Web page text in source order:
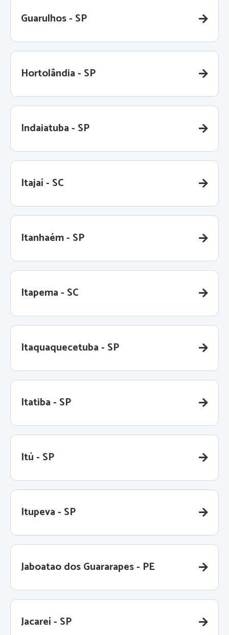
Guarulhos - SP
Hortolândia - SP
Indaiatuba - SP
Itajaí - SC
Itanhaém - SP
Itapema - SC
Itaquaquecetuba - SP
Itatiba - SP
Itú - SP
Itupeva - SP
Jaboatao dos Guararapes - PE
Jacareí - SP